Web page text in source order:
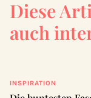
Diese
auch
INSPIRATION